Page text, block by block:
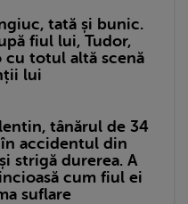
tată și bunic.
fiul lui, Tudor,
cu totul altă scenă
lui
tânărul de 34
accidentul din
strigă durerea. A
cum fiul ei
suflare